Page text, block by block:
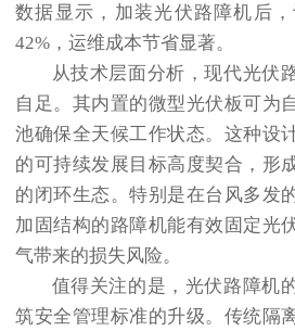
数据显示，加装光伏路障机后
42%，运维成本节省显著。
从技术层面分析，现代光伏
自足。其内置的微型光伏板可为
池确保全天候工作状态。这种设
的可持续发展目标高度契合，形
的闭环生态。特别是在台风多发
加固结构的路障机能有效固定光
气带来的损失风险。
值得关注的是，光伏路障机
筑安全管理标准的升级。传统隔